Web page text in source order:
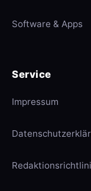
Software & Apps
Service
Impressum